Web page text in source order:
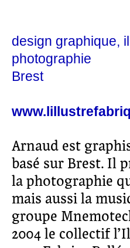
design graphique
photographie
Brest
Arnaud est
basé sur Brest. Il
la photographie
mais aussi la
groupe
2004 le collectif